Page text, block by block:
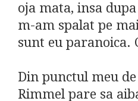
oja mata, insa
m-am spalat pe
sunt eu paranoica.
Din punctul meu
Rimmel pare sa